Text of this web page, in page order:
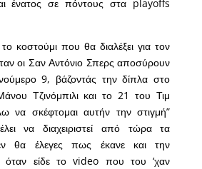
ένατος σε πόντους στα playoffs
κοστούμι που θα διαλέξει για τον
οι Σαν Αντόνιο Σπερς αποσύρουν
9, βάζοντάς την δίπλα στο
Τζινόμπιλι και το 21 του Τιμ
να σκέφτομαι αυτήν την στιγμή”
να διαχειριστεί από τώρα τα
θα έλεγες πως έκανε και την
όταν είδε το video που του ‘χαν